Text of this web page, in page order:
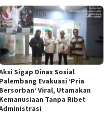
Sigap Dinas Sosial
Palembang Evakuasi ‘Pria
Bersorban’ Viral, Utamakan
Kemanusiaan Tanpa Ribet